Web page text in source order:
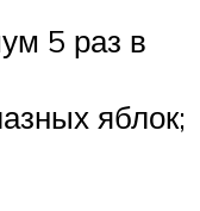
5 раз в
яблок;